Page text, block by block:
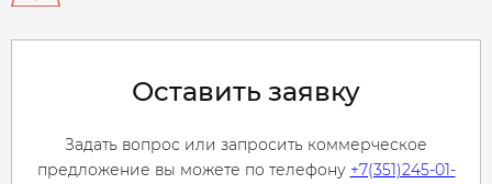
Оставить заявку
Задать вопрос или запросить коммерческое
предложение вы можете по телефону +7(351)245-01-